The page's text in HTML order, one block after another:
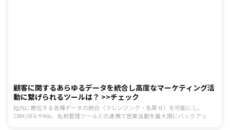
顧客に関するあらゆるデータを統合し高度なマーケティング活
動に繋げられるツールは？ >>チェック
社内に散在する各種データの統合（クレンジング・名寄せ）を可能にし、
CRM/SFAやMA、名刺管理ツールとの連携で営業活動を最大限にバックアップ